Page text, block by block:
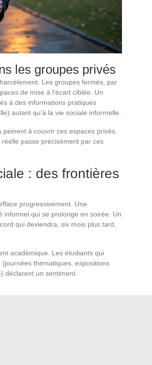
les groupes privés
Les groupes fermés, par
de mise à l’écart ciblée. Un
à des informations pratiques
autant qu’à la vie sociale informelle.
à couvrir ces espaces privés.
passe précisément par ces
: des frontières
progressivement. Une
informel qui se prolonge en soirée. Un
qui deviendra, six mois plus tard,
académique. Les étudiants qui
thématiques, expositions
déclarent un sentiment